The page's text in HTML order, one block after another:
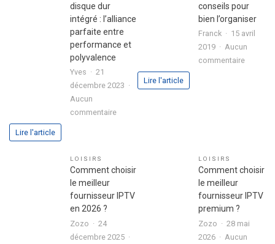
immobilier
en
toute
disque dur
intégré : l’alliance
parfaite entre
performance et
polyvalence
Yves
21
décembre 2023
Aucun
commentairesur
SE
disque
:
Lire l'article
conseils pour
bien l’organiser
Franck
15 avril
2019
Aucun
commentairesur
Lire l'article
LOISIRS
Comment choisir
le meilleur
fournisseur IPTV
en 2026 ?
Zozo
24
décembre 2025
LOISIRS
Comment choisir
le meilleur
fournisseur IPTV
premium ?
Zozo
28 mai
2026
Aucun